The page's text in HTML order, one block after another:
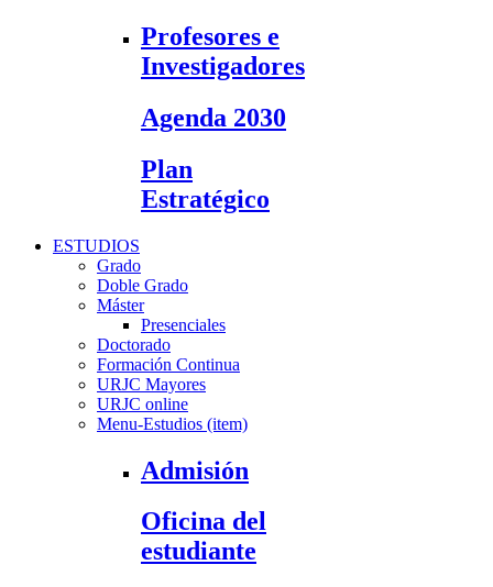
Profesores e
Investigadores
Agenda 2030
Plan
Estratégico
ESTUDIOS
Grado
Doble Grado
Máster
Presenciales
Doctorado
Formación Continua
URJC Mayores
URJC online
Menu-Estudios (item)
Admisión
Oficina del
estudiante